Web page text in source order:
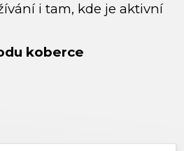
i tam, kde je aktivní
koberce